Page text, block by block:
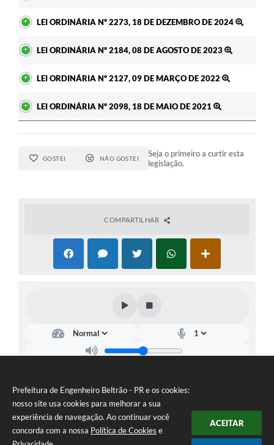
Prefeitura de Engenheiro Beltrão - PR e os cookies:
nosso site usa cookies para melhorar a sua
experiência de navegação. Ao continuar você
concorda com a nossa Política de Cookies e
ACEITAR
LEI ORDINÁRIA Nº 2273, 18 DE DEZEMBRO DE 2024
LEI ORDINÁRIA Nº 2184, 08 DE AGOSTO DE 2023
LEI ORDINÁRIA Nº 2127, 09 DE MARÇO DE 2022
LEI ORDINÁRIA Nº 2098, 18 DE MAIO DE 2021
GOSTEI NÃO GOSTEI
Seja o primeiro a curtir esta
legislação.
COMPARTILHAR